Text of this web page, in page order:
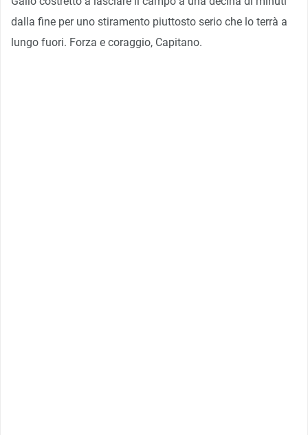
dalla fine per uno stiramento piuttosto serio che lo terrà a
lungo fuori. Forza e coraggio, Capitano.